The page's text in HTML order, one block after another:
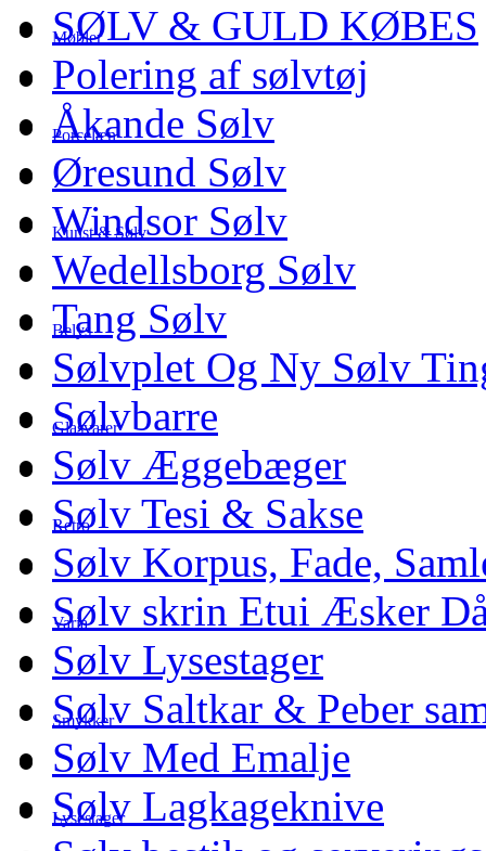
Møbler
Porcelæn
Kunst & Sølv
Belys
Glasvarer
Retro
Varia
Smykker
Lysestager
SØLV & GULD KØBES
Polering af sølvtøj
Åkande Sølv
Øresund Sølv
Windsor Sølv
Wedellsborg Sølv
Tang Sølv
Sølvplet Og Ny Sølv
Sølvbarre
Sølv Æggebæger
Sølv Tesi & Sakse
Sølv Korpus, Fade,
Sølv skrin Etui Æsker
Sølv Lysestager
Sølv Saltkar & Peber
Sølv Med Emalje
Sølv Lagkageknive